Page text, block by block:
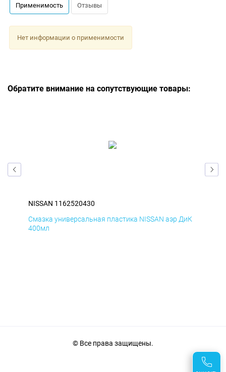
Применимость Отзывы
Нет информации о применимости
Обратите внимание на сопутствующие товары:
NISSAN 1162520430
Смазка универсальная пластика NISSAN аэр ДиК
400мл
© Все права защищены.